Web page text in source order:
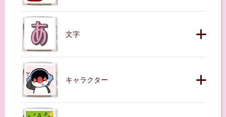
文字
キャラクター